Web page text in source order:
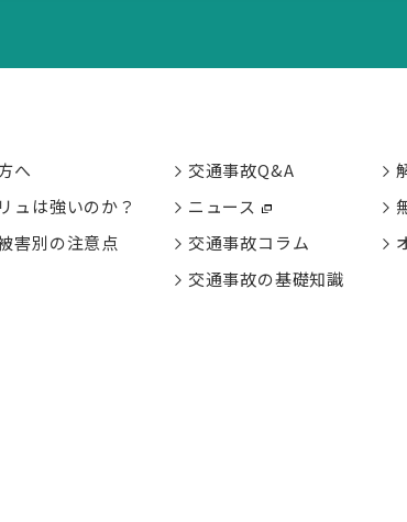
へ
ュは強いのか？
害別の注意点
交通事故Q&A
ニュース
交通事故コラム
交通事故の基礎知識